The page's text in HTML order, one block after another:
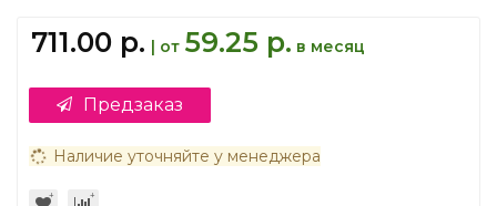
711.00 р. | от 59.25 р. в месяц
Предзаказ
Наличие уточняйте у менеджера